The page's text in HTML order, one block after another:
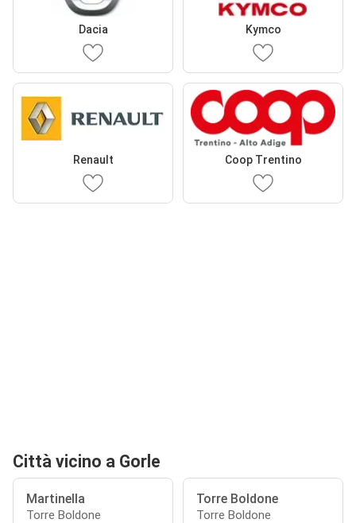
Dacia Kymco
Renault Coop Trentino
Città vicino a Gorle
Martinella
Torre Boldone
Torre Boldone
Torre Boldone